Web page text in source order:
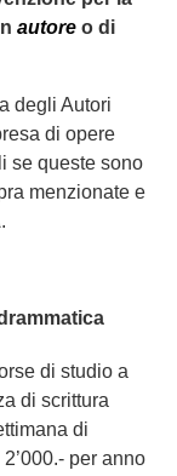
autore o di
degli Autori
di opere
se queste sono
menzionate e
di studio a
di scrittura
di
per anno